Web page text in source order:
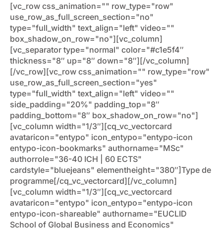
[vc_row css_animation="" row_type="row"
use_row_as_full_screen_section="no"
type="full_width" text_align="left" video=""
box_shadow_on_row="no"][vc_column]
[vc_separator type="normal" color="#c1e5f4″
thickness="8″ up="8″ down="8″][/vc_column]
[/vc_row][vc_row css_animation="" row_type="row"
use_row_as_full_screen_section="yes"
type="full_width" text_align="left" video=""
side_padding="20%" padding_top="8″
padding_bottom="8″ box_shadow_on_row="no"]
[vc_column width="1/3″][cq_vc_vectorcard
avataricon="entypo" icon_entypo="entypo-icon
entypo-icon-bookmarks" authorname="MSc"
authorrole="36-40 ICH | 60 ECTS"
cardstyle="bluejeans" elementheight="380″]Type de
programme[/cq_vc_vectorcard][/vc_column]
[vc_column width="1/3″][cq_vc_vectorcard
avataricon="entypo" icon_entypo="entypo-icon
entypo-icon-shareable" authorname="EUCLID
School of Global Business and Economics"